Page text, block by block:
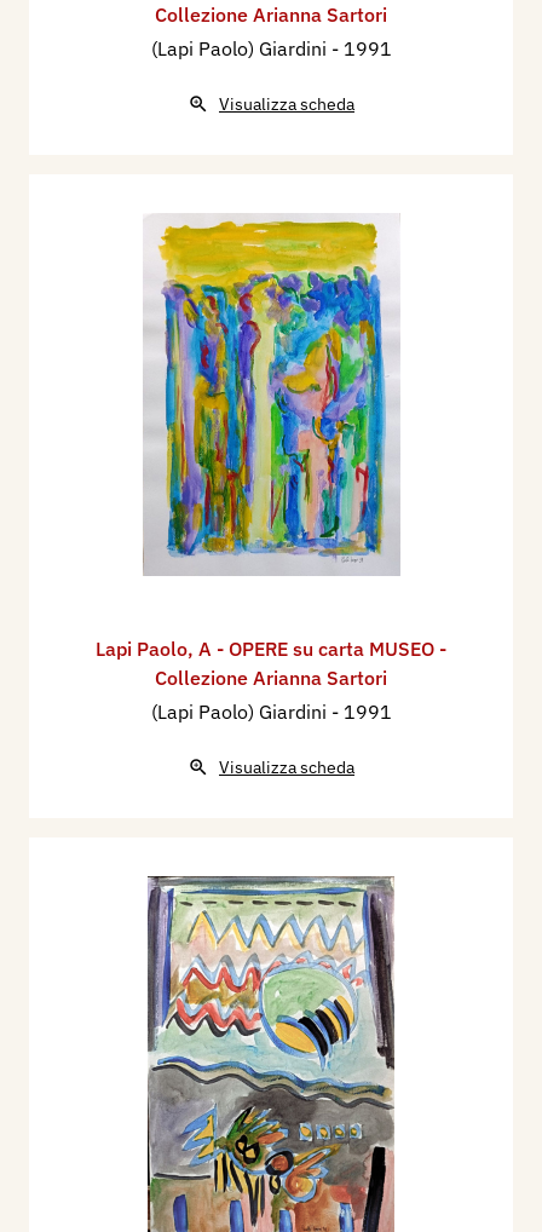
Collezione Arianna Sartori
(Lapi Paolo) Giardini - 1991
Visualizza scheda
Lapi Paolo, A - OPERE su carta MUSEO -
Collezione Arianna Sartori
(Lapi Paolo) Giardini - 1991
Visualizza scheda